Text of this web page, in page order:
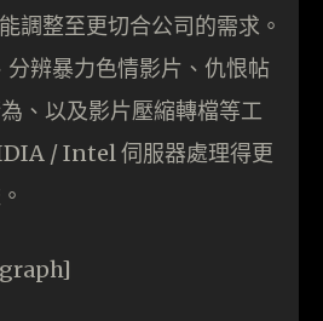
調整至更切合公司的需求。
辨暴力色情影片、仇恨帖
、以及影片壓縮轉檔等工
/ Intel 伺服器處理得更